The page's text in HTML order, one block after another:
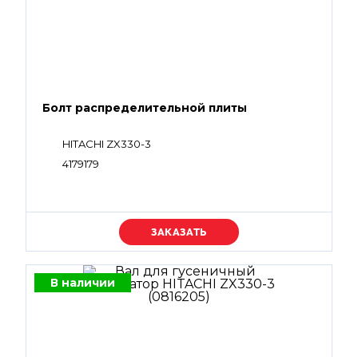
Болт распределительной плиты
HITACHI ZX330-3
4179179
Уточняйте цену
В наличии